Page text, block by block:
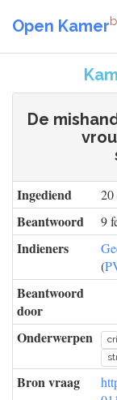
Open Kamer
De
Ingediend 20
Beantwoord 9
Indieners
(
Beantwoord
door
Onderwerpen
Bron vraag